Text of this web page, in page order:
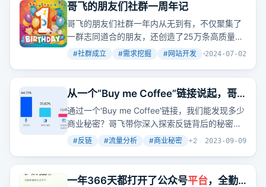
哥飞的朋友们社群一周年记
哥飞的朋友们社群一年内从无到有，不仅聚集了
一群志同道合的朋友，还创造了25万条高质量的
讨论消息。这些讨论不是闲聊，而是关于挖掘需
元赚取的深度交流。
#社群成立 #需求挖掘 #网站开发 +4
2024-07-02
从一个“Buy me Coffee”链接说起，哥
飞带你顺藤摸瓜抽丝剥茧发现更多商业
秘密
通过一个'Buy me Coffee'链接，我们能发现多少
商业秘密？哥飞带你深入探索反链背后的秘密，
分析流量来源，挖掘创作者需求。
#反链 #流量分析 #商业秘密 +2 2023-09-09
一年366天都打开了公众号平台，全勤